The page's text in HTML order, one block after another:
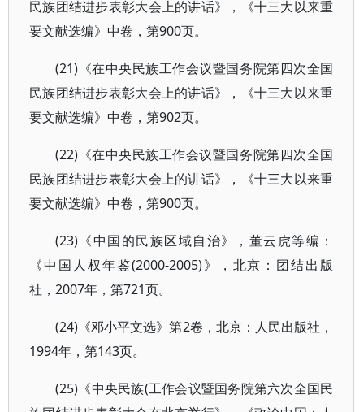
民族团结进步表彰大会上的讲话》，《十三大以来重
要文献选编》中卷，第900页。
(21)《在中央民族工作会议暨国务院第四次全国
民族团结进步表彰大会上的讲话》，《十三大以来重
要文献选编》中卷，第902页。
(22)《在中央民族工作会议暨国务院第四次全国
民族团结进步表彰大会上的讲话》，《十三大以来重
要文献选编》中卷，第900页。
(23)《中国的民族区域自治》，董云虎等编：
《中国人权年鉴(2000-2005)》，北京：团结出版
社，2007年，第721页。
(24)《邓小平文选》第2卷，北京：人民出版社，
1994年，第143页。
(25)《中央民族(工作会议暨国务院第六次全国民